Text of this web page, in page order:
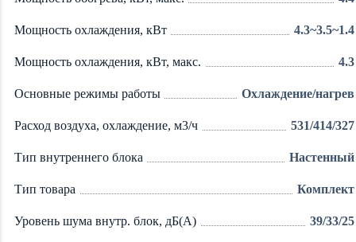
Мощность охлаждения, кВт 4.3~3.5~1.4
Мощность охлаждения, кВт, макс. 4.3
Основные режимы работы Охлаждение/нагрев
Расход воздуха, охлаждение, м3/ч 531/414/327
Тип внутреннего блока Настенный
Тип товара Комплект
Уровень шума внутр. блок, дБ(А) 39/33/25